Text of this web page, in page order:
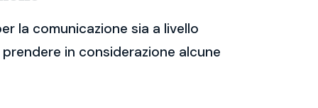
la comunicazione sia a livello
in considerazione alcune